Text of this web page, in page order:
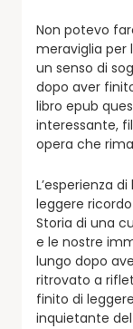
Non potevo
meraviglia per
un senso di
dopo aver
libro epub
interessante,
opera che
L’esperienza
leggere
Storia di una
e le nostre
lungo dopo
ritrovato a
finito di
inquietante del